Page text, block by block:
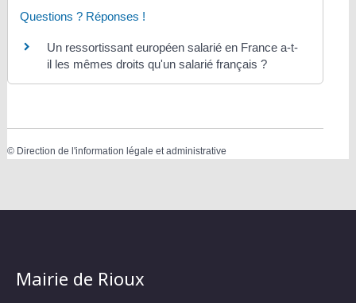
Questions ? Réponses !
Un ressortissant européen salarié en France a-t-
il les mêmes droits qu'un salarié français ?
© Direction de l'information légale et administrative
Mairie de Rioux